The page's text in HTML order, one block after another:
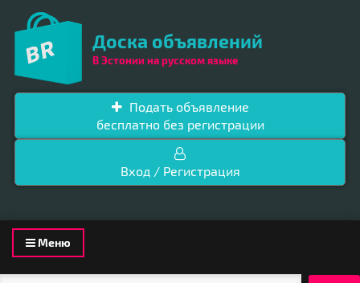
Доска объявлений
В Эстонии на русском языке
Подать объявление
бесплатно без регистрации
Вход / Регистрация
Toggle
navigation
Меню